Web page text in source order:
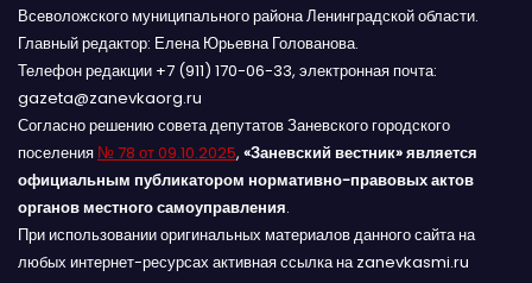
Всеволожского муниципального района Ленинградской области.
Главный редактор: Елена Юрьевна Голованова.
Телефон редакции +7 (911) 170-06-33, электронная почта:
gazeta@zanevkaorg.ru
Согласно решению совета депутатов Заневского городского
поселения № 78 от 09.10.2025, «Заневский вестник» является
официальным публикатором нормативно-правовых актов
органов местного самоуправления.
При использовании оригинальных материалов данного сайта на
любых интернет-ресурсах активная ссылка на zanevkasmi.ru